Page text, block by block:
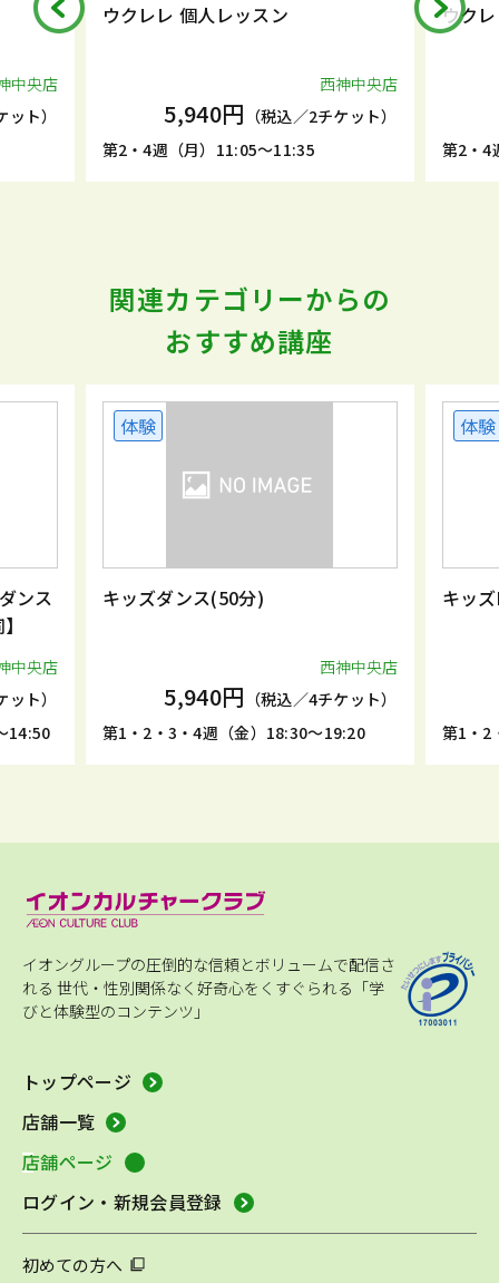
中央店
ト）
ウクレレ 個人レッスン
西神中央店
5,940円 （税込／2チケット）
第2・4週（月）11:05～11:35
ウク
第2・4
関連カテゴリーからの
おすすめ講座
ンス
中央店
ト）
14:50
体験
キッズダンス(50分)
西神中央店
5,940円 （税込／4チケット）
第1・2・3・4週（金）18:30～19:20
体験
キッ
第1・2
イオングループの圧倒的な信頼とボリュームで配信さ
れる 世代・性別関係なく好奇心をくすぐられる「学
びと体験型のコンテンツ」
トップページ
店舗一覧
店舗ページ
ログイン・新規会員登録
初めての方へ